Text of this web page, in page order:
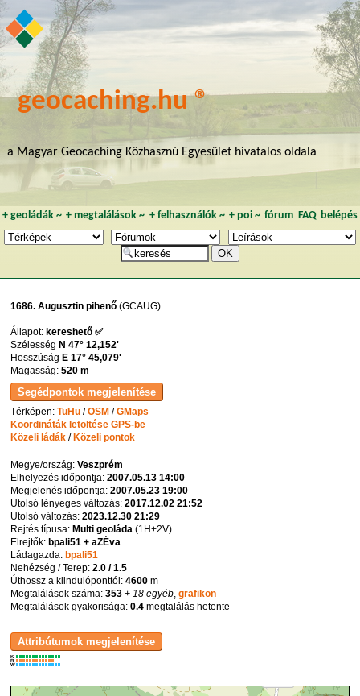
geocaching.hu ®
a Magyar Geocaching Közhasznú Egyesület hivatalos oldala
+ geoládák~ +megtalálások ~ + felhasználók~ + poi~ fórum FAQ belépés
1686. Augusztin pihenő (GCAUG)
Állapot: kereshető ✅
Szélesség N 47° 12,152'
Hosszúság E 17° 45,079'
Magasság:520 m
Térképen:TuHu /OSM /GMaps
Koordináták letöltése GPS-be
Közeli ládák / Közeli pontok
Megye/ország:Veszprém
Elhelyezés időpontja:2007.05.13 14:00
Megjelenés időpontja:2007.05.23 19:00
Utolsó lényeges változás:2017.12.02 21:52
Utolsó változás:2023.12.30 21:29
Rejtés típusa: Multi geoláda (1H+2V)
Elrejtők: bpali51 + aZÉva
Ládagazda: bpali51
Nehézség / Terep:2.0 / 1.5
Úthossz a kiindulóponttól:4600 m
Megtalálások száma:353 + 18 egyéb,grafikon
Megtalálások gyakorisága:0.4 megtalálás hetente
K
R
W